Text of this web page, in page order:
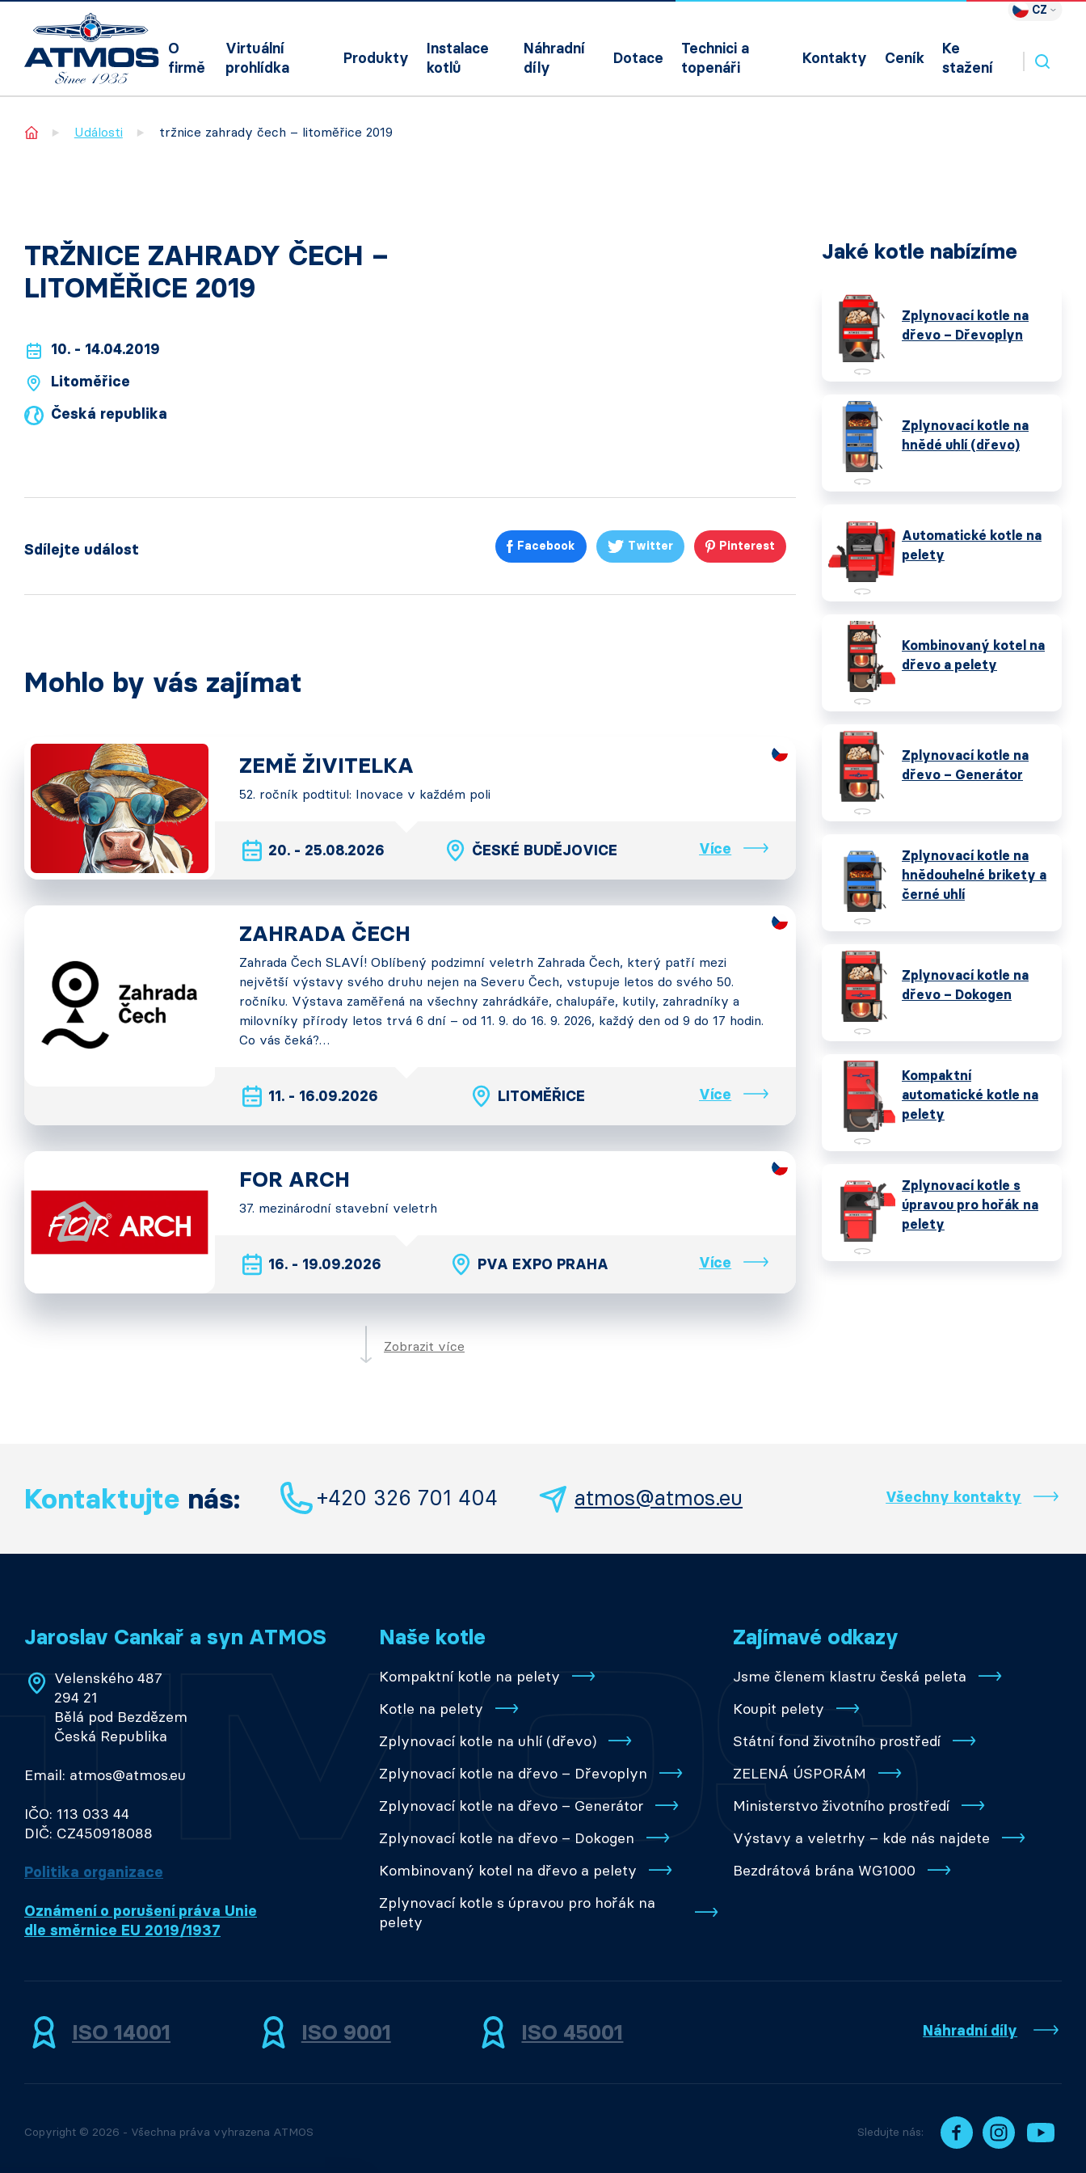
CZ
O
firmě
Virtuální
prohlídka
Produkty
Instalace
kotlů
Náhradní
díly
Dotace
Technici a
topenáři
Kontakty Ceník
Ke
stažení
Home Události tržnice zahrady čech – litoměřice 2019
TRŽNICE ZAHRADY ČECH –
LITOMĚŘICE 2019
10. - 14.04.2019
Litoměřice
Česká republika
Sdílejte událost Facebook Twitter Pinterest
Mohlo by vás zajímat
ZEMĚ ŽIVITELKA
52. ročník podtitul: Inovace v každém poli
20. - 25.08.2026 ČESKÉ BUDĚJOVICE Více
ZAHRADA ČECH
Zahrada Čech SLAVÍ! Oblíbený podzimní veletrh Zahrada Čech, který patří mezi
největší výstavy svého druhu nejen na Severu Čech, vstupuje letos do svého 50.
ročníku. Výstava zaměřená na všechny zahrádkáře, chalupáře, kutily, zahradníky a
milovníky přírody letos trvá 6 dní – od 11. 9. do 16. 9. 2026, každý den od 9 do 17 hodin.
Co vás čeká?…
11. - 16.09.2026 LITOMĚŘICE Více
FOR ARCH
37. mezinárodní stavební veletrh
16. - 19.09.2026 PVA EXPO PRAHA Více
Zobrazit více
Jaké kotle nabízíme
Zplynovací kotle na
dřevo – Dřevoplyn
Zplynovací kotle na
hnědé uhlí (dřevo)
Automatické kotle na
pelety
Kombinovaný kotel na
dřevo a pelety
Zplynovací kotle na
dřevo – Generátor
Zplynovací kotle na
hnědouhelné brikety a
černé uhlí
Zplynovací kotle na
dřevo – Dokogen
Kompaktní
automatické kotle na
pelety
Zplynovací kotle s
úpravou pro hořák na
pelety
Kontaktujte nás: +420 326 701 404 atmos@atmos.eu Všechny kontakty
Jaroslav Cankař a syn ATMOS
Velenského 487
294 21
Bělá pod Bezdězem
Česká Republika
Email: atmos@atmos.eu
IČO: 113 033 44
DIČ: CZ450918088
Politika organizace
Oznámení o porušení práva Unie
dle směrnice EU 2019/1937
Naše kotle
Kompaktní kotle na pelety
Kotle na pelety
Zplynovací kotle na uhlí (dřevo)
Zplynovací kotle na dřevo – Dřevoplyn
Zplynovací kotle na dřevo – Generátor
Zplynovací kotle na dřevo – Dokogen
Kombinovaný kotel na dřevo a pelety
Zplynovací kotle s úpravou pro hořák na
pelety
Zajímavé odkazy
Jsme členem klastru česká peleta
Koupit pelety
Státní fond životního prostředí
ZELENÁ ÚSPORÁM
Ministerstvo životního prostředí
Výstavy a veletrhy – kde nás najdete
Bezdrátová brána WG1000
ISO 14001 ISO 9001 ISO 45001 Náhradní díly
Copyright © 2026 - Všechna práva vyhrazena ATMOS Sledujte nás: